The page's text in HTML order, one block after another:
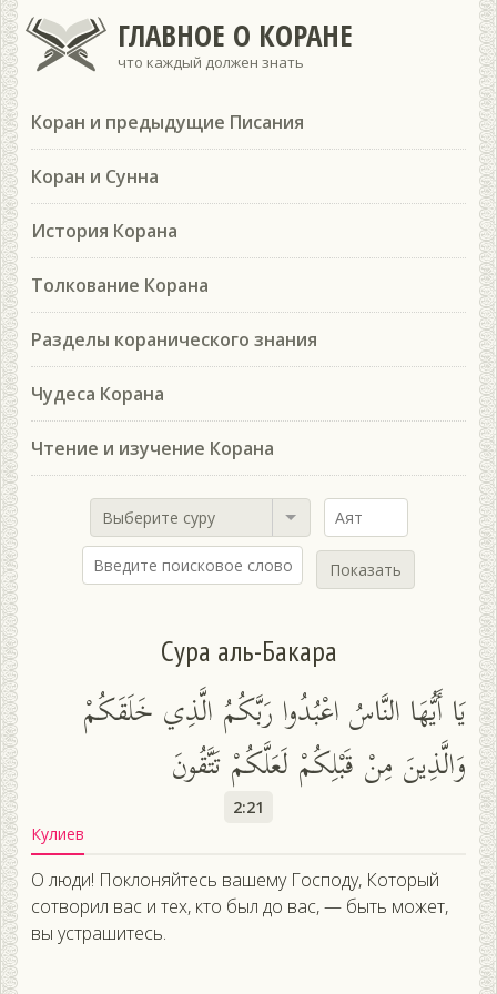
ГЛАВНОЕ О КОРАНЕ
что каждый должен знать
Коран и предыдущие Писания
Коран и Сунна
История Корана
Толкование Корана
Разделы коранического знания
Чудеса Корана
Чтение и изучение Корана
Выберите суру
Показать
Сура аль-Бакара
يَا أَيُّهَا النَّاسُ اعْبُدُوا رَبَّكُمُ الَّذِي خَلَقَكُمْ
وَالَّذِينَ مِنْ قَبْلِكُمْ لَعَلَّكُمْ تَتَّقُونَ
2:21
Кулиев
О люди! Поклоняйтесь вашему Господу, Который
сотворил вас и тех, кто был до вас, — быть может,
вы устрашитесь.